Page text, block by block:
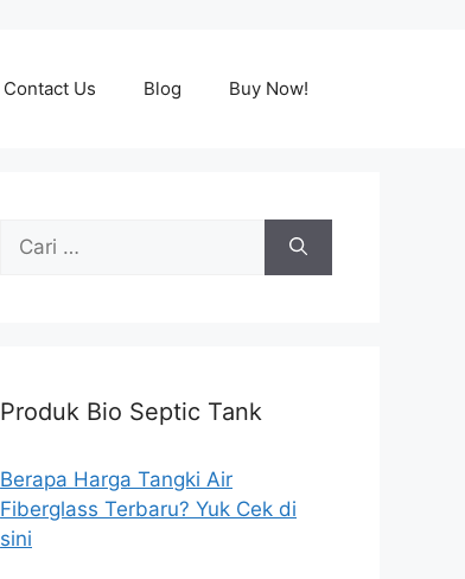
Contact Us Blog Buy Now!
Cari
Produk Bio Septic Tank
Berapa Harga Tangki Air
Fiberglass Terbaru? Yuk Cek di
sini